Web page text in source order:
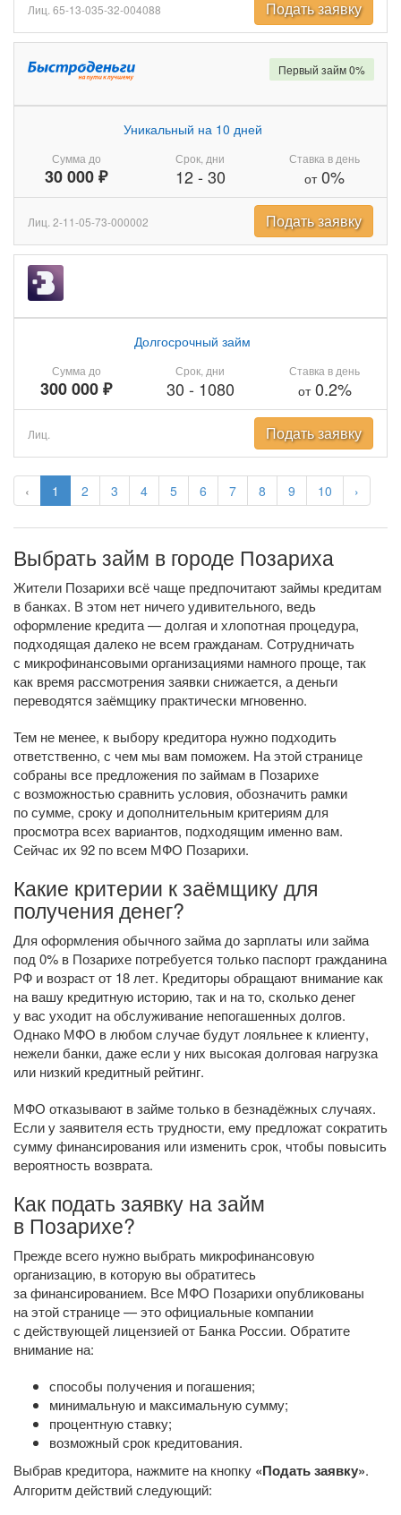
‹ 1 2 3 4 5 6 7 8 9 10 ›
Лиц. 65-13-035-32-004088 Подать заявку
Сумма до
30 000 ₽
Уникальный на 10 дней
Срок, дни
12- 30
Ставка в день
от0%
Первый займ 0%
Лиц. 2-11-05-73-000002 Подать заявку
Сумма до
300 000 ₽
Долгосрочный займ
Срок, дни
30 - 1080
Ставка в день
от0.2%
Лиц. Подать заявку
Выбрать займ в городе Позариха
Жители Позарихи всё чаще предпочитают займы кредитам
в банках. В этом нет ничего удивительного, ведь
оформление кредита — долгая и хлопотная процедура,
подходящая далеко не всем гражданам. Сотрудничать
с микрофинансовыми организациями намного проще, так
как время рассмотрения заявки снижается, а деньги
переводятся заёмщику практически мгновенно.
Тем не менее, к выбору кредитора нужно подходить
ответственно, с чем мы вам поможем. На этой странице
собраны все предложения по займам в Позарихе
с возможностью сравнить условия, обозначить рамки
по сумме, сроку и дополнительным критериям для
просмотра всех вариантов, подходящим именно вам.
Сейчас их 92 по всем МФО Позарихи.
Какие критерии к заёмщику для
получения денег?
Для оформления обычного займа до зарплаты или займа
под 0% в Позарихе потребуется только паспорт гражданина
РФ и возраст от 18 лет. Кредиторы обращают внимание как
на вашу кредитную историю, так и на то, сколько денег
у вас уходит на обслуживание непогашенных долгов.
Однако МФО в любом случае будут лояльнее к клиенту,
нежели банки, даже если у них высокая долговая нагрузка
или низкий кредитный рейтинг.
МФО отказывают в займе только в безнадёжных случаях.
Если у заявителя есть трудности, ему предложат сократить
сумму финансирования или изменить срок, чтобы повысить
вероятность возврата.
Как подать заявку на займ
в Позарихе?
Прежде всего нужно выбрать микрофинансовую
организацию, в которую вы обратитесь
за финансированием. Все МФО Позарихи опубликованы
на этой странице — это официальные компании
с действующей лицензией от Банка России. Обратите
внимание на:
способы получения и погашения;
минимальную и максимальную сумму;
процентную ставку;
возможный срок кредитования.
Выбрав кредитора, нажмите на кнопку «Подать заявку».
Алгоритм действий следующий: